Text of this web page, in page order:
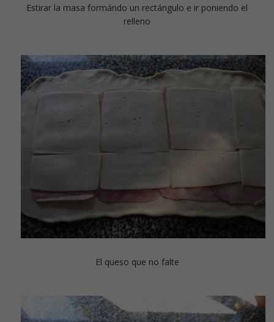
Estirar la masa formándo un rectángulo e ir poniendo el
relleno
El queso que no falte